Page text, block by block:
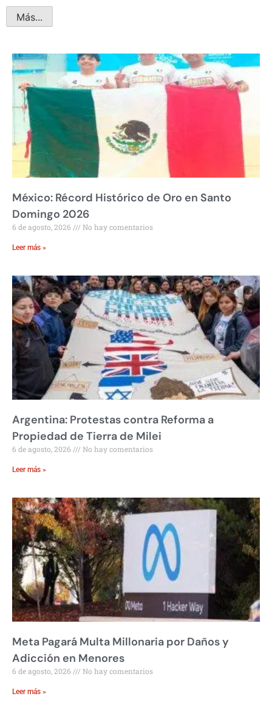
Más...
México: Récord Histórico de Oro en Santo
Domingo 2026
6 de agosto, 2026 No hay comentarios
Leer más »
Argentina: Protestas contra Reforma a
Propiedad de Tierra de Milei
6 de agosto, 2026 No hay comentarios
Leer más »
Meta Pagará Multa Millonaria por Daños y
Adicción en Menores
6 de agosto, 2026 No hay comentarios
Leer más »